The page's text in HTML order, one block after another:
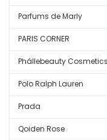
Parfums de Marly
PARIS CORNER
Phállebeauty Cosmetics
Polo Ralph Lauren
Prada
Qoiden Rose